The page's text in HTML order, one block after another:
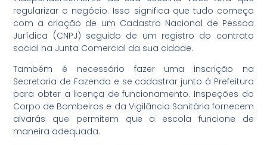
regularizar o negócio. Isso significa que tudo começa
com a criação de um Cadastro Nacional de Pessoa
Jurídica (CNPJ) seguido de um registro do contrato
social na Junta Comercial da sua cidade.
Também é necessário fazer uma inscrição na
Secretaria de Fazenda e se cadastrar junto à Prefeitura
para obter a licença de funcionamento. Inspeções do
Corpo de Bombeiros e da Vigilância Sanitária fornecem
alvarás que permitem que a escola funcione de
maneira adequada.